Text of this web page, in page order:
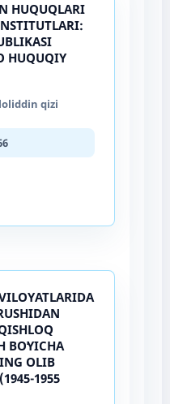
HUQUQLARI
HUQUQIY
qizi
BOʻYICHA
OLIB
1955